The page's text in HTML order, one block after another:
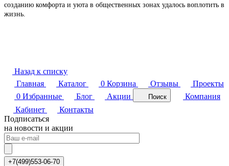
созданию комфорта и уюта в общественных зонах удалось воплотить в
жизнь.
Назад к списку
Главная
Каталог 0 Корзина Отзывы
Проекты
0 Избранные Блог Акции Поиск
Компания
Кабинет
Контакты
Подписаться
на новости и акции
+7(499)553-06-70